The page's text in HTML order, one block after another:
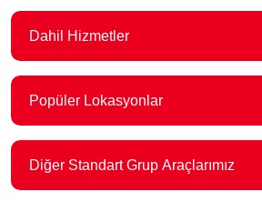
Dahil Hizmetler
Popüler Lokasyonlar
Diğer Standart Grup Araçlarımız